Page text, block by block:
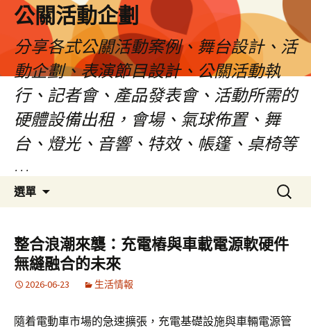
公關活動企劃
分享各式公關活動案例、舞台設計、活
動企劃、表演節目設計、公關活動執
行、記者會、產品發表會、活動所需的
硬體設備出租，會場、氣球佈置、舞
台、燈光、音響、特效、帳篷、桌椅等
…
選單
要
內
容
搜
尋
鍵
字:
整合浪潮來襲：充電樁與車載電源軟硬件
無縫融合的未來
2026-06-23 生活情報
隨着電動車市場的急速擴張，充電基礎設施與車輛電源管